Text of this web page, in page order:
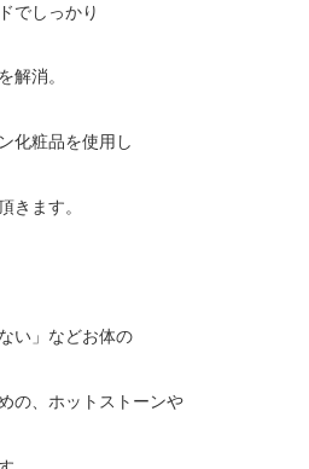
でしっかり
解消。
化粧品を使用し
きます。
い」などお体の
の、ホットストーンや